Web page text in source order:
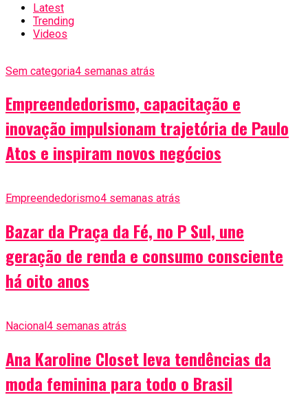
Latest
Trending
Videos
Sem categoria4 semanas atrás
Empreendedorismo, capacitação e
inovação impulsionam trajetória de Paulo
Atos e inspiram novos negócios
Empreendedorismo4 semanas atrás
Bazar da Praça da Fé, no P Sul, une
geração de renda e consumo consciente
há oito anos
Nacional4 semanas atrás
Ana Karoline Closet leva tendências da
moda feminina para todo o Brasil